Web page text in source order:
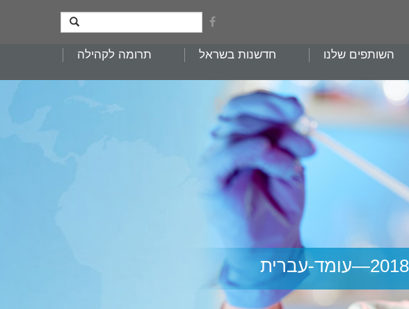
השותפים שלנו חדשנות בשראל
תרומה לקהילה